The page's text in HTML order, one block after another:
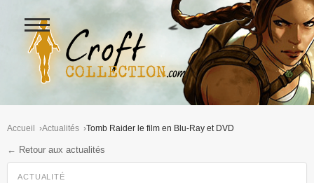
Figurines Lara Croft et
Ouvrir
le
menu
Accueil Actualités Tomb Raider le film en Blu-Ray et DVD
← Retour aux actualités
ACTUALITÉ